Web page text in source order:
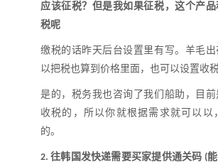
应该征税？ 但是我如果征税，这个产
税呢
缴税的话昨天后台设置里有写。羊毛出
以把税也算到价格里面，也可以设置收
是的，税务我也咨询了我们船助，目
收税的，所以你就根据需求就可以以
的。
2.往韩国发快递需要买家提供通关码 (